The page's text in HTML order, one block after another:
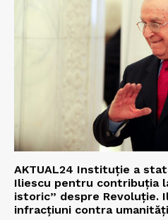
AKTUAL24 Instituție a
Iliescu pentru contribuția
istoric” despre Revoluție.
infracțiuni contra